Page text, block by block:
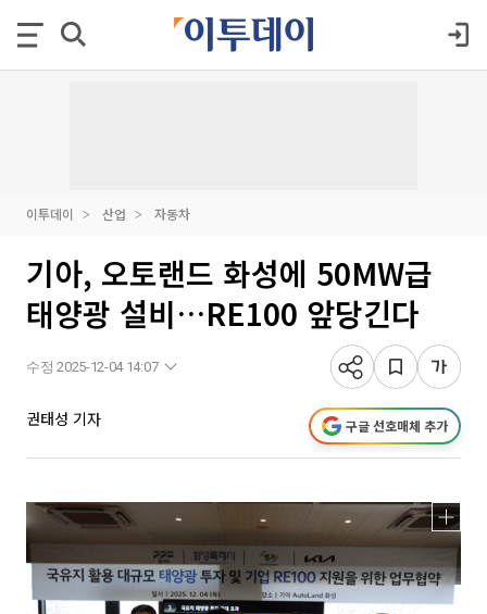
이투데이 산업 자동차
기아, 오토랜드 화성에 50MW급
태양광 설비…RE100 앞당긴다
수정 2025-12-04 14:07
권태성 기자 구글 선호매체 추가